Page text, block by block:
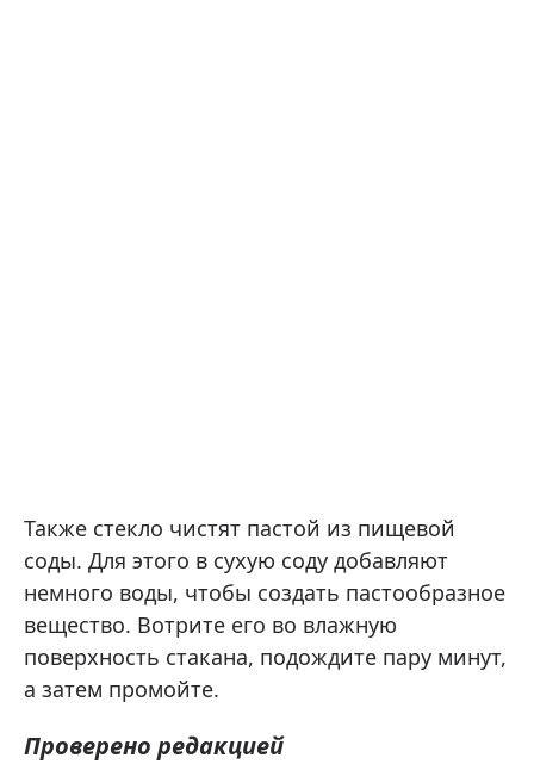
Также стекло чистят пастой из пищевой
соды. Для этого в сухую соду добавляют
немного воды, чтобы создать пастообразное
вещество. Вотрите его во влажную
поверхность стакана, подождите пару минут,
а затем промойте.
Проверено редакцией